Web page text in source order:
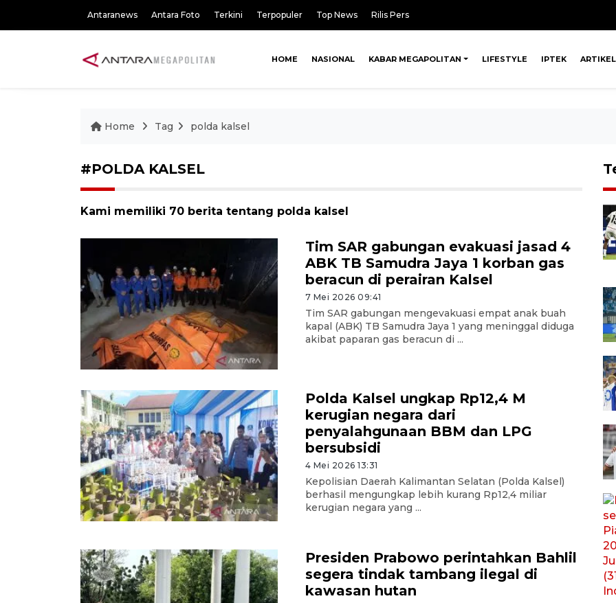
Antaranews Antara Foto Terkini Terpopuler Top News Rilis Pers
HOME NASIONAL KABAR MEGAPOLITAN LIFESTYLE IPTEK ARTIKEL
Home Tag polda kalsel
#POLDA KALSEL
Kami memiliki 70 berita tentang polda kalsel
Tim SAR gabungan evakuasi jasad 4
ABK TB Samudra Jaya 1 korban gas
beracun di perairan Kalsel
7 Mei 2026 09:41
Tim SAR gabungan mengevakuasi empat anak buah
kapal (ABK) TB Samudra Jaya 1 yang meninggal diduga
akibat paparan gas beracun di ...
Polda Kalsel ungkap Rp12,4 M
kerugian negara dari
penyalahgunaan BBM dan LPG
bersubsidi
4 Mei 2026 13:31
Kepolisian Daerah Kalimantan Selatan (Polda Kalsel)
berhasil mengungkap lebih kurang Rp12,4 miliar
kerugian negara yang ...
Presiden Prabowo perintahkan Bahlil
segera tindak tambang ilegal di
kawasan hutan